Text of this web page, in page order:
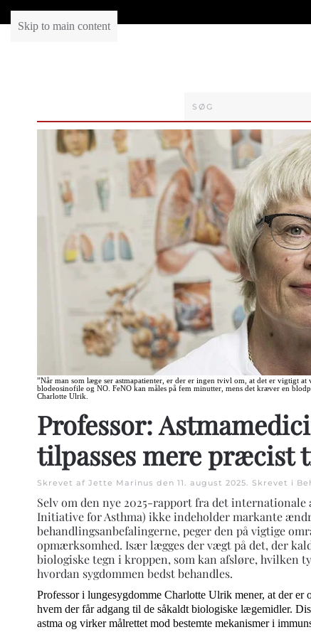
Skip to main content
”Når man som læge ser astmapatienter, er der er ingen tvivl om, at det er vigtigt
blodeosinofile og NO. FeNO kan måles på fem minutter, mens det kræver en
Charlotte Ulrik.
Professor:
tilpasses mere præcist
Skrevet af Jette Marinus den 11. august 2025. Skrevet i
Selv om den nye 2025-rapport fra det internationale
Initiative for Asthma) ikke indeholder markante
behandlingsanbefalingerne, peger den på vigtige
opmærksomhed. Især lægges der vægt på det, der
biologiske tegn i kroppen, som kan afsløre, hvilken
hvordan sygdommen bedst behandles.
Professor i lungesygdomme Charlotte Ulrik mener, at der
hvem der får adgang til de såkaldt biologiske lægemidler.
astma og virker målrettet mod bestemte mekanismer i